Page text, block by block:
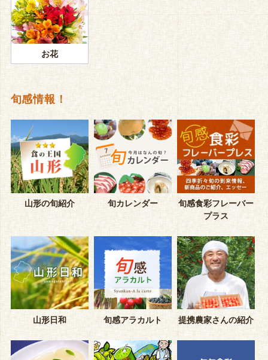
お花
旬感情報！
山形の旬紹介 旬カレンダー
旬感食彩フレーバー
プラス
山形日和 旬感アラカルト 提携農家さんの紹介